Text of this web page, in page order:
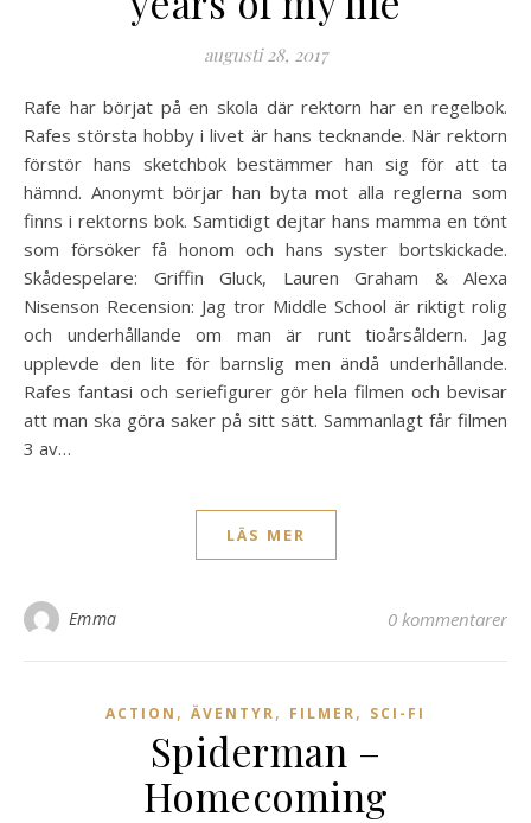
augusti 28, 2017
Rafe har börjat på en skola där rektorn har en regelbok.
Rafes största hobby i livet är hans tecknande. När rektorn
förstör hans sketchbok bestämmer han sig för att ta
hämnd. Anonymt börjar han byta mot alla reglerna som
finns i rektorns bok. Samtidigt dejtar hans mamma en tönt
som försöker få honom och hans syster bortskickade.
Skådespelare: Griffin Gluck, Lauren Graham & Alexa
Nisenson Recension: Jag tror Middle School är riktigt rolig
och underhållande om man är runt tioårsåldern. Jag
upplevde den lite för barnslig men ändå underhållande.
Rafes fantasi och seriefigurer gör hela filmen och bevisar
att man ska göra saker på sitt sätt. Sammanlagt får filmen
3 av…
LÄS MER
Emma 0 kommentarer
ACTION , ÄVENTYR, FILMER, SCI-FI
Spiderman –
Homecoming